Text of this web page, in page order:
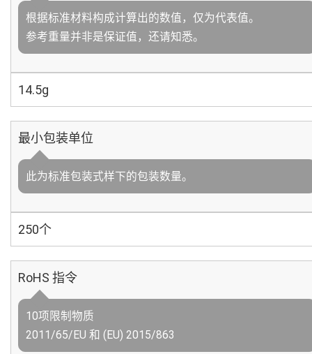
根据标准材料构成计算出的数值，仅为代表值。
参考重量并非是保证值，还请知悉。
14.5g
最小包装单位
此为标准包装式样下的包装数量。
250个
RoHS 指令
10项限制物质
2011/65/EU 和 (EU) 2015/863